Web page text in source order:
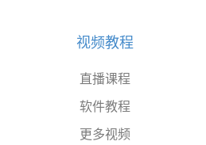
视频教程
直播课程
软件教程
更多视频